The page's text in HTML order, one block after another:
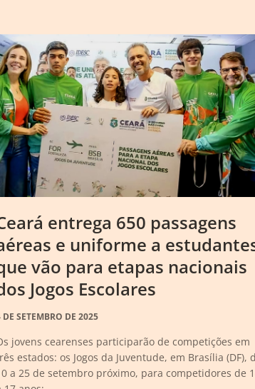
entrega 650 passagens
e uniforme a
vão para etapas nacionais
Jogos Escolares
DE SETEMBRO DE 2025
jovens cearenses participarão de competições em
estados: os Jogos da Juventude, em Brasília (DF),
a 25 de setembro próximo, para competidores de